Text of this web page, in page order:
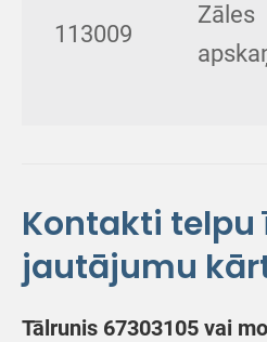
113009
Zāles
Kontakti telpu
jautājumu
Tālrunis 67303105 vai